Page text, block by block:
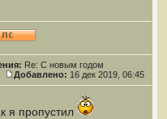
Re: С новым годом
Добавлено: 16 дек 2019, 06:45
я пропустил